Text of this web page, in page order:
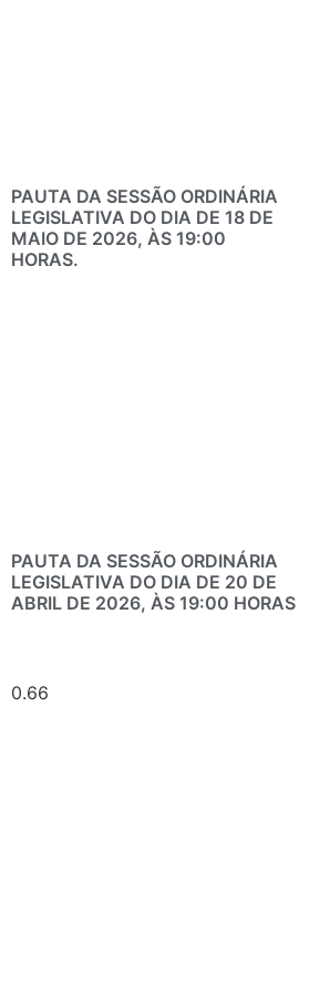
PAUTA DA SESSÃO ORDINÁRIA
LEGISLATIVA DO DIA DE 18 DE
MAIO DE 2026, ÀS 19:00
HORAS.
PAUTA DA SESSÃO ORDINÁRIA
LEGISLATIVA DO DIA DE 20 DE
ABRIL DE 2026, ÀS 19:00 HORAS